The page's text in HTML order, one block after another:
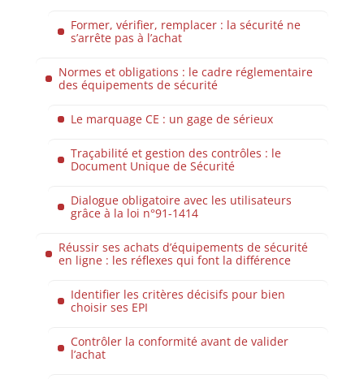
Former, vérifier, remplacer : la sécurité ne
s’arrête pas à l’achat
Normes et obligations : le cadre réglementaire
des équipements de sécurité
Le marquage CE : un gage de sérieux
Traçabilité et gestion des contrôles : le
Document Unique de Sécurité
Dialogue obligatoire avec les utilisateurs
grâce à la loi n°91-1414
Réussir ses achats d’équipements de sécurité
en ligne : les réflexes qui font la différence
Identifier les critères décisifs pour bien
choisir ses EPI
Contrôler la conformité avant de valider
l’achat